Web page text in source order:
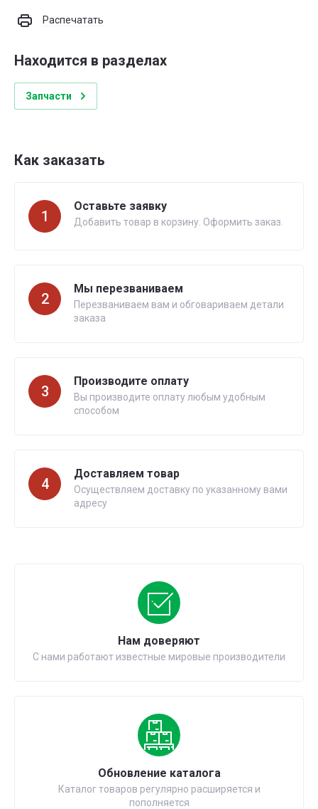
Распечатать
Находится в разделах
Запчасти
Как заказать
1
Оставьте заявку
Добавить товар в корзину. Оформить заказ.
2
Мы перезваниваем
Перезваниваем вам и обговариваем детали
заказа
3
Производите оплату
Вы производите оплату любым удобным
способом
4
Доставляем товар
Осуществляем доставку по указанному вами
адресу
Нам доверяют
С нами работают известные мировые производители
Обновление каталога
Каталог товаров регулярно расширяется и
пополняется